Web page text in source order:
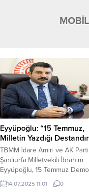
Eyyüpoğlu: “15 Temmuz,
Milletin Yazdığı
TBMM İdare Amiri ve AK Parti
Şanlıurfa Milletvekili İbrahim
Eyyüpoğlu, 15 Temmuz
ve Millî Birlik Günü ile
hain darbe girişiminin 9. yıl
14.07.2025 11:01 0